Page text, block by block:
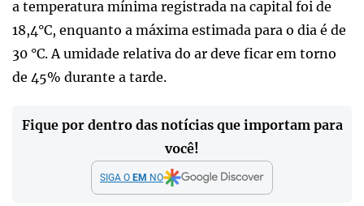
a temperatura mínima registrada na capital foi de
18,4°C, enquanto a máxima estimada para o dia é de
30 °C. A umidade relativa do ar deve ficar em torno
de 45% durante a tarde.
Fique por dentro das notícias que importam para
você!
SIGA O EM NO